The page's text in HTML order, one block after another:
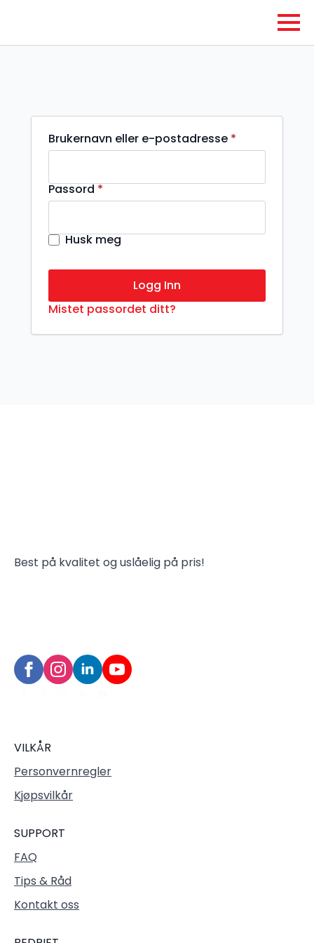
Brukernavn eller e-postadresse *
Passord*Påkrevd
Husk meg
Logg Inn
Mistet passordet ditt?
Best på kvalitet og uslåelig på pris!
VILKÅR
Personvernregler
Kjøpsvilkår
SUPPORT
FAQ
Tips & Råd
Kontakt oss